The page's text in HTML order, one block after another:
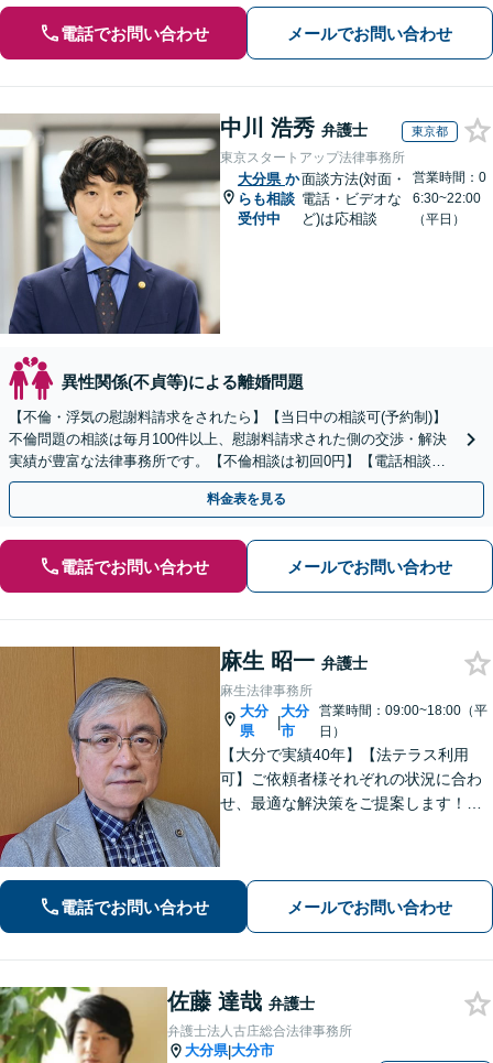
電話でお問い合わせ メールでお問い合わせ
中川 浩秀 弁護士 東京都
東京スタートアップ法律事務所
大分県 か
らも相談
受付中
面談方法(対面・
電話・ビデオな
ど)は応相談
営業時間：0
6:30~22:00
（平日）
異性関係(不貞等)による離婚問題
【不倫・浮気の慰謝料請求をされたら】【当日中の相談可(予約制)】
不倫問題の相談は毎月100件以上、慰謝料請求された側の交渉・解決
実績が豊富な法律事務所です。【不倫相談は初回0円】【電話相談で
ご契約まで対応可/来所不要】
料金表を見る
電話でお問い合わせ メールでお問い合わせ
麻生 昭一 弁護士
麻生法律事務所
大分
県
|
大分
市
営業時間：09:00~18:00（平
日）
【大分で実績40年】【法テラス利用
可】ご依頼者様それぞれの状況に合わ
せ、最適な解決策をご提案します！緊
す。どうぞお気軽にお話しください。
【休日面談可】
電話でお問い合わせ メールでお問い合わせ
佐藤 達哉 弁護士
弁護士法人古庄総合法律事務所
大分県|大分市